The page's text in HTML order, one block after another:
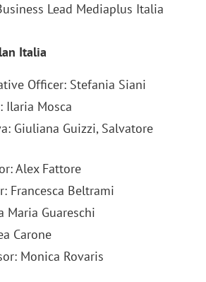
Lead Mediaplus Italia
Italia
Officer: Stefania Siani
Ilaria Mosca
Giuliana Guizzi, Salvatore
Alex Fattore
Francesca Beltrami
Maria Guareschi
Carone
Monica Rovaris